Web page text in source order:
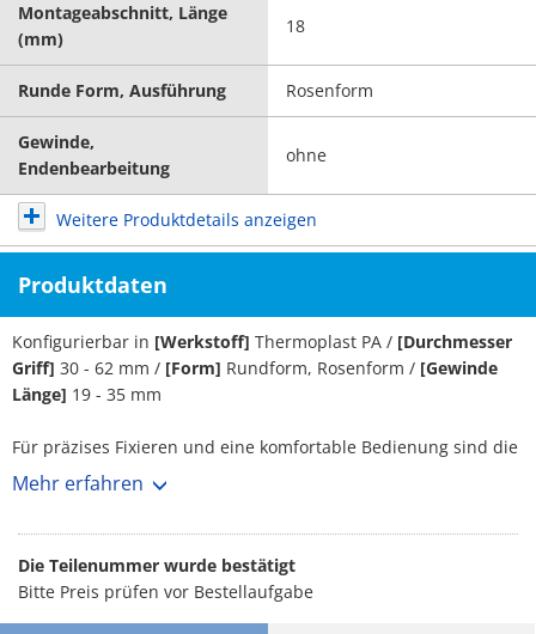
Montageabschnitt, Länge
(mm)
18
Runde Form, Ausführung Rosenform
Gewinde,
Endenbearbeitung
ohne
Weitere Produktdetails anzeigen
Produktdaten
Konfigurierbar in [Werkstoff] Thermoplast PA / [Durchmesser
Griff] 30 - 62 mm / [Form] Rundform, Rosenform / [Gewinde
Länge] 19 - 35 mm
Für präzises Fixieren und eine komfortable Bedienung sind die
Sterngriffe von HALDER eine etablierte Wahl in zahlreichen
Rundform | Rosenform wählen. Die Länge des Gewindes
variiert von 19 bis 35 mm.
Mehr erfahren
Die Teilenummer wurde bestätigt
Bitte Preis prüfen vor Bestellaufgabe